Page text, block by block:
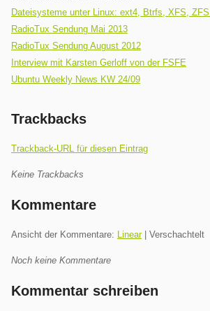
Dateisysteme unter Linux: ext4, Btrfs, XFS, ZFS
RadioTux Sendung Mai 2013
RadioTux Sendung August 2012
Interview mit Karsten Gerloff von der FSFE
Ubuntu Weekly News KW 24/09
Trackbacks
Trackback-URL für diesen Eintrag
Keine Trackbacks
Kommentare
Ansicht der Kommentare: Linear| Verschachtelt
Noch keine Kommentare
Kommentar schreiben